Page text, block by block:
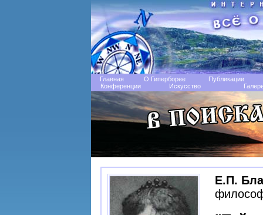
Главная О Гиперборее
Публикации
Конференции
Искусство
Е.П.